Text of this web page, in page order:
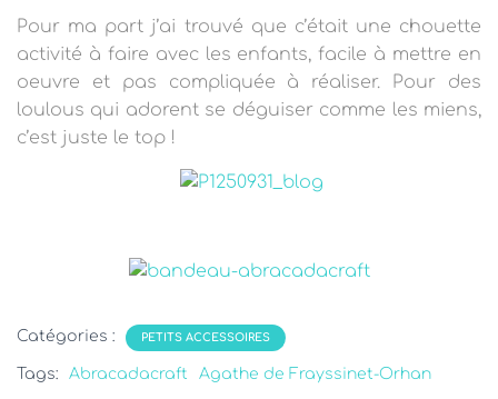
Pour ma part j’ai trouvé que c’était une chouette
activité à faire avec les enfants, facile à mettre en
oeuvre et pas compliquée à réaliser. Pour des
loulous qui adorent se déguiser comme les miens,
c’est juste le top !
Catégories : PETITS ACCESSOIRES
Tags: Abracadacraft Agathe de Frayssinet-Orhan